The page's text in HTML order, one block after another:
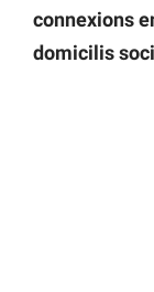
connexions
domicilis